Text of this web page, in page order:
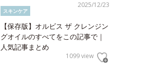
2025/12/23
スキンケア
【保存版】オルビス ザ クレンジン
グオイルのすべてをこの記事で｜
人気記事まとめ
1099 view